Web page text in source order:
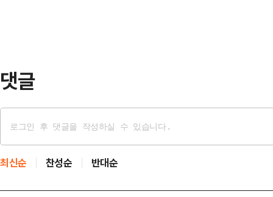
댓글
최신순 찬성순 반대순